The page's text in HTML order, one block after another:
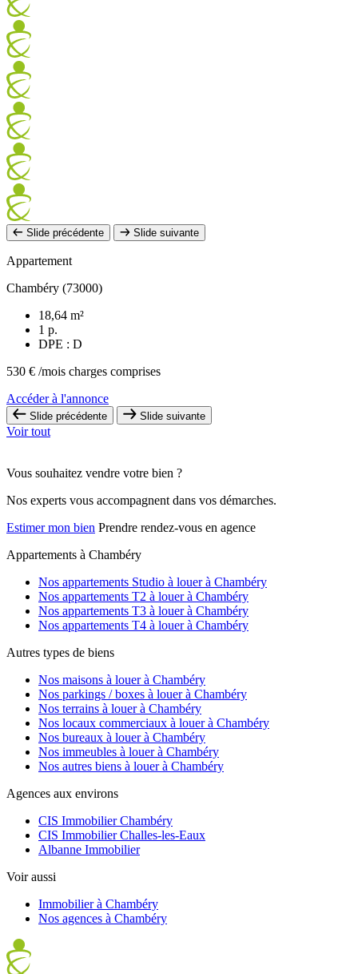
Slide précédente Slide suivante
Appartement
Chambéry (73000)
18,64 m²
1 p.
DPE : D
530 € /mois charges comprises
Accéder à l'annonce
Slide précédente Slide suivante
Voir tout
Vous souhaitez vendre votre bien ?
Nos experts vous accompagnent dans vos démarches.
Estimer mon bien Prendre rendez-vous en agence
Appartements à Chambéry
Nos appartements Studio à louer à Chambéry
Nos appartements T2 à louer à Chambéry
Nos appartements T3 à louer à Chambéry
Nos appartements T4 à louer à Chambéry
Autres types de biens
Nos maisons à louer à Chambéry
Nos parkings / boxes à louer à Chambéry
Nos terrains à louer à Chambéry
Nos locaux commerciaux à louer à Chambéry
Nos bureaux à louer à Chambéry
Nos immeubles à louer à Chambéry
Nos autres biens à louer à Chambéry
Agences aux environs
CIS Immobilier Chambéry
CIS Immobilier Challes-les-Eaux
Albanne Immobilier
Voir aussi
Immobilier à Chambéry
Nos agences à Chambéry